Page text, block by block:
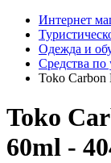
Интернет
Одежда и
Средства по
Toko Carbon
Toko
60ml -